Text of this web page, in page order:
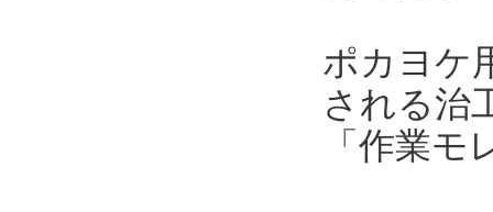
ポカヨケ
される治
「作業